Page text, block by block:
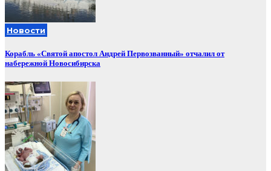
Новости
Корабль «Святой апостол Андрей Первозванный» отчалил от
набережной Новосибирска